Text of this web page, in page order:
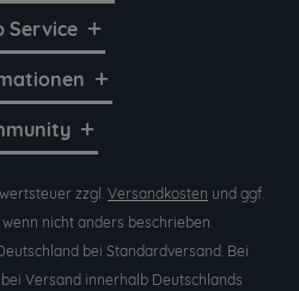
Service
zzgl. Versandkosten und ggf.
nicht anders beschrieben.
bei Standardversand. Bei
Versand innerhalb Deutschlands